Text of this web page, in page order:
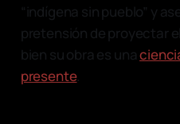
“indígena sin pueblo” y
pretensión de proyectar
bien su obra es una
presente.